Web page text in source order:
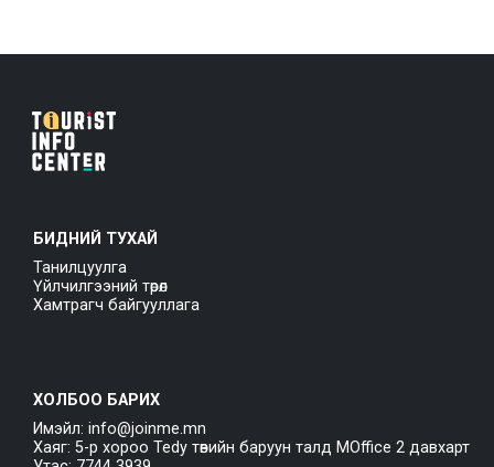
БИДНИЙ ТУХАЙ
Танилцуулга
Үйлчилгээний төрөл
Хамтрагч байгууллага
ХОЛБОО БАРИХ
Имэйл: info@joinme.mn
Хаяг: 5-р хороо Tedy төвийн баруун талд MOffice 2 давхарт